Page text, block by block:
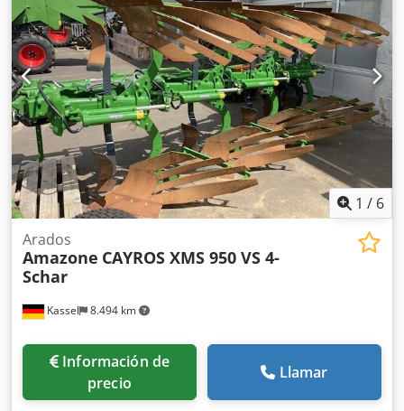
1 / 6
Kassel 8.494 km
Arados
Amazone CAYROS XMS 950 VS 4-
Schar
Información de
precio
Llamar